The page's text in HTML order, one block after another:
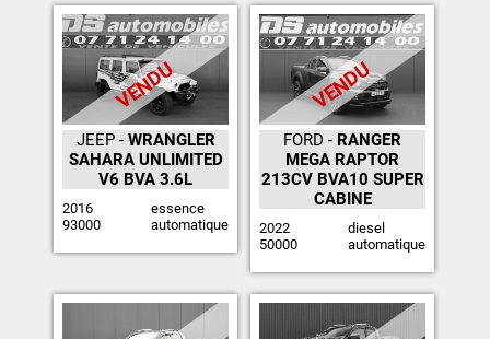
VENDU
JEEP - WRANGLER
SAHARA UNLIMITED
V6 BVA 3.6L
2016
93000
essence
automatique
VENDU
FORD - RANGER
MEGA RAPTOR
213CV BVA10 SUPER
CABINE
2022
50000
diesel
automatique